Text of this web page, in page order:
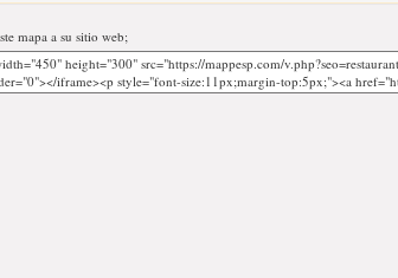
mapa a su sitio web;